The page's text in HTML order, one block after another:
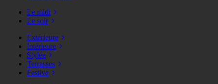
Le midi
Le soir
Extérieure
Intérieure
Stylée
Terrasses
Festive